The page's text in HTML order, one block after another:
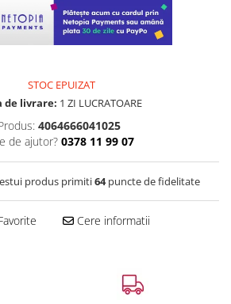
STOC EPUIZAT
de livrare: 1 ZI LUCRATOARE
4064666041025
de ajutor? 0378 11 99 07
produs primiti64puncte de fidelitate
Cere informatii